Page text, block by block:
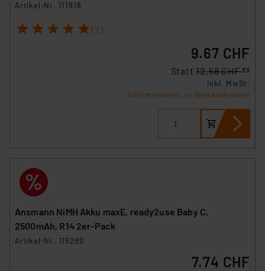
Artikel-Nr. 111918
1 2 3 4 5 (2)
9.67 CHF
Statt12.58 CHF **
inkl. MwSt.
Informationen zu Versandkosten
Ansmann NiMH Akku maxE, ready2use Baby C,
2500mAh, R14 2er-Pack
Artikel-Nr. 119290
7.74 CHF